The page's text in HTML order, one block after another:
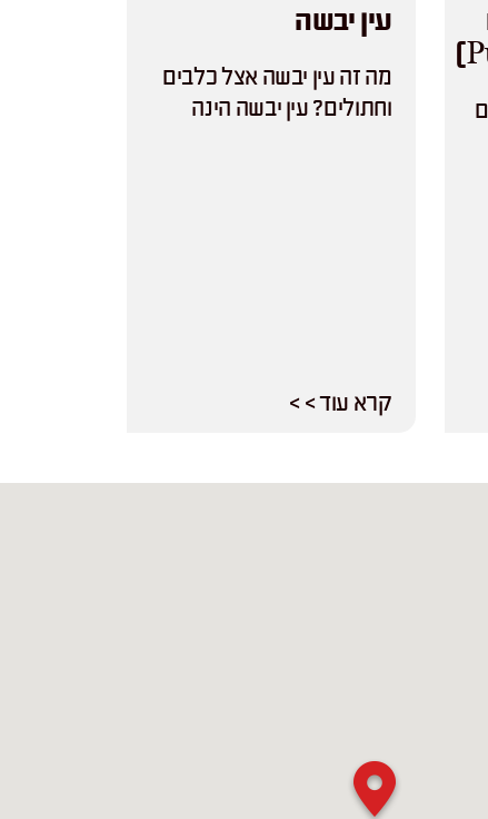
עין יבשה
מה זה עין יבשה אצל כלבים
וחתולים? עין יבשה הינה
קרא עוד > >